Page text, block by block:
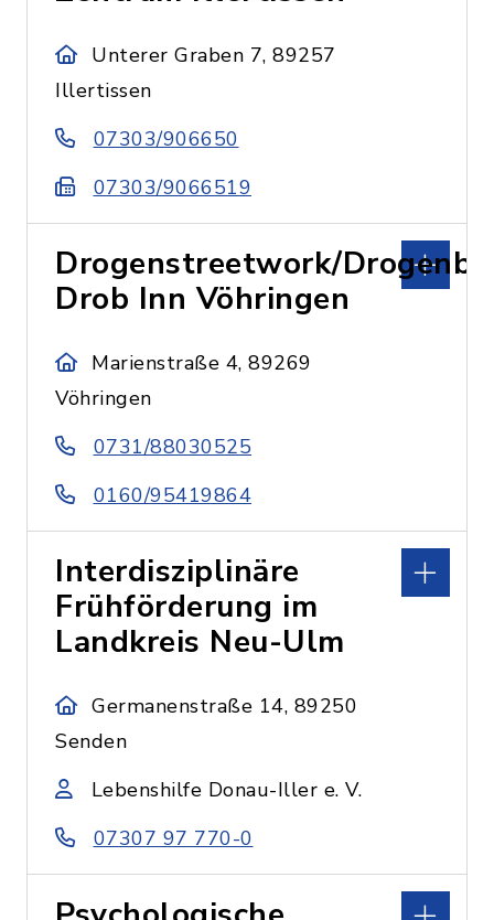
Unterer Graben 7, 89257
Illertissen
07303/906650
07303/9066519
Drogenstreetwork/
Drob Inn Vöhringen
Marienstraße 4, 89269
Vöhringen
0731/88030525
0160/95419864
Interdisziplinäre
Frühförderung im
Landkreis Neu-Ulm
Germanenstraße 14, 89250
Senden
Lebenshilfe Donau-Iller e. V.
07307 97 770-0